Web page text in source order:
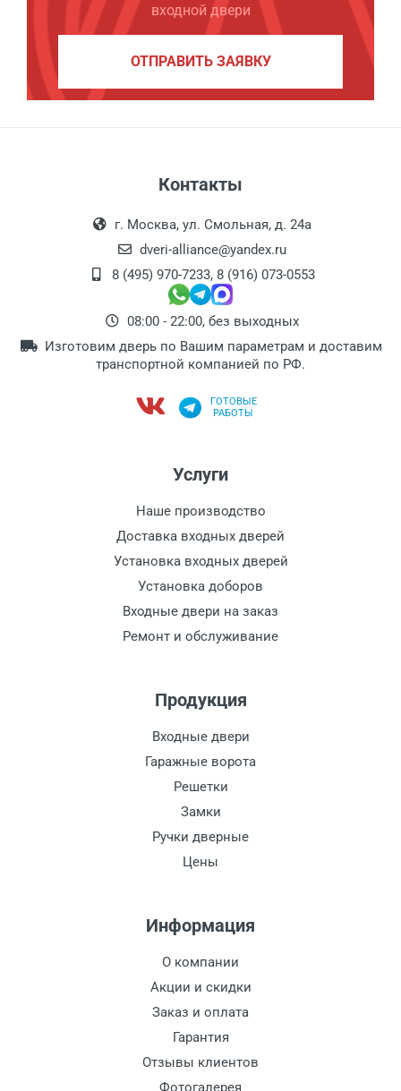
входной двери
ОТПРАВИТЬ ЗАЯВКУ
Контакты
г. Москва, ул. Смольная, д. 24а
dveri-alliance@yandex.ru
8 (495) 970-7233, 8 (916) 073-0553
08:00 - 22:00, без выходных
Изготовим дверь по Вашим параметрам и доставим
транспортной компанией по РФ.
ГОТОВЫЕ
РАБОТЫ
Услуги
Наше производство
Доставка входных дверей
Установка входных дверей
Установка доборов
Входные двери на заказ
Ремонт и обслуживание
Продукция
Входные двери
Гаражные ворота
Решетки
Замки
Ручки дверные
Цены
Информация
О компании
Акции и скидки
Заказ и оплата
Гарантия
Отзывы клиентов
Фотогалерея